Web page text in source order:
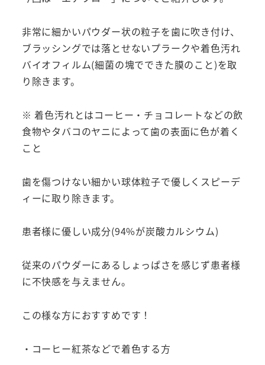
非常に細かいパウダー状の粒子を歯に吹き付け、
ブラッシングでは落とせないプラークや着色汚れ
バイオフィルム(細菌の塊でできた膜のこと)を取
り除きます。
※ 着色汚れとはコーヒー・チョコレートなどの飲
食物やタバコのヤニによって歯の表面に色が着く
こと
歯を傷つけない細かい球体粒子で優しくスピーデ
ィーに取り除きます。
患者様に優しい成分(94%が炭酸カルシウム)
従来のパウダーにあるしょっぱさを感じず患者様
に不快感を与えません。
この様な方におすすめです！
・コーヒー紅茶などで着色する方